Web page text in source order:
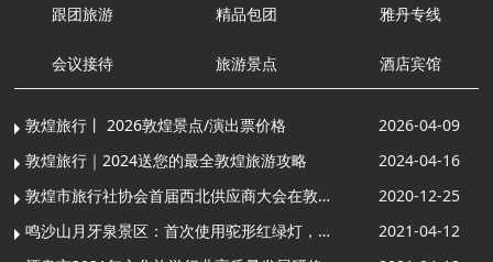
跟团旅游
精品包团 雅丹专线
会议接待 旅游景点 酒店宾馆
敦煌旅行丨 2026敦煌景点/演出票价格
2026-04-09
敦煌旅行｜2024送您的最全敦煌旅游攻略
2024-04-16
敦煌市旅行社协会首届西北供应商大会在敦煌召开
2020-12-25
鸣沙山月牙泉景区：首次使用驼形红绿灯，骆驼“看驼灯绿了”走起来
2021-04-12